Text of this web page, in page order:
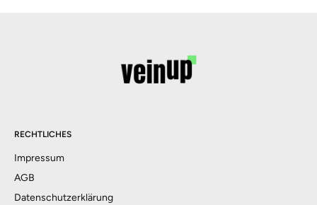
RECHTLICHES
Impressum
AGB
Datenschutzerklärung